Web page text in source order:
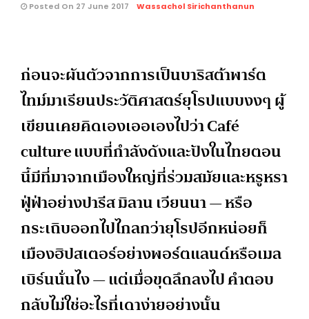
Posted On 27 June 2017 Wassachol Sirichanthanun
ก่อนจะผันตัวจากการเป็นบาริสต้าพาร์ต
ไทม์มาเรียนประวัติศาสตร์ยุโรปแบบงงๆ ผู้
เขียนเคยคิดเองเออเองไปว่า Café
culture แบบที่กำลังดังและปังในไทยตอน
นี้มีที่มาจากเมืองใหญ่ที่ร่วมสมัยและหรูหรา
ฟู่ฟ่าอย่างปารีส มิลาน เวียนนา — หรือ
กระเถิบออกไปไกลกว่ายุโรปอีกหน่อยก็
เมืองฮิปสเตอร์อย่างพอร์ตแลนด์หรือเมล
เบิร์นนั่นไง — แต่เมื่อขุดลึกลงไป คำตอบ
กลับไม่ใช่อะไรที่เดาง่ายอย่างนั้น